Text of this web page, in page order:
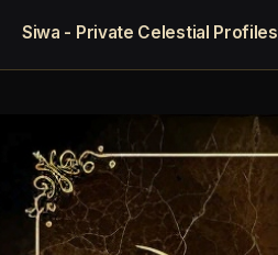
Siwa - Private Celestial Profiles